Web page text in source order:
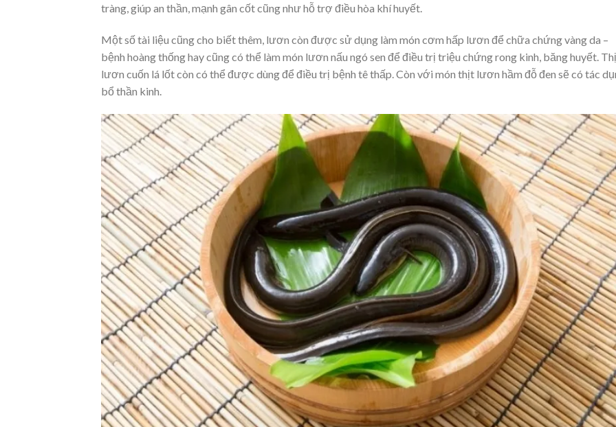
tràng, giúp an thần, mạnh gân cốt cũng như hỗ trợ điều hòa khí huyết.
Một số tài liệu cũng cho biết thêm, lươn còn được sử dụng làm món cơm hấp lươn để chữa chứng vàng da –
bệnh hoàng thống hay cũng có thể làm món lươn nấu ngó sen để điều trị triệu chứng rong kinh, băng huyết.
lươn cuốn lá lốt còn có thể được dùng để điều trị bệnh tê thấp. Còn với món thịt lươn hầm đỗ đen sẽ có tác
bổ thần kinh.